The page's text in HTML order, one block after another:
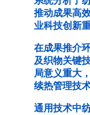
推动成果高
业科技创新
在成果推介
及织物关键
局意义重大
续热管理技术
通用技术中